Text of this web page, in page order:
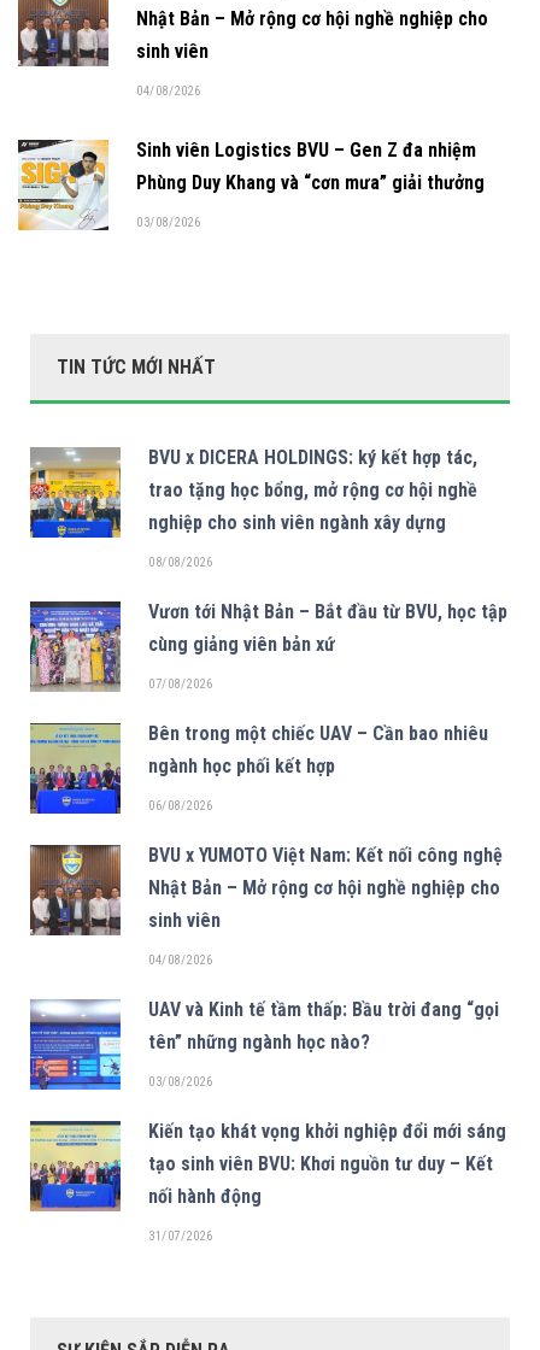
Nhật Bản – Mở rộng cơ hội nghề nghiệp cho
sinh viên
04/08/2026
Sinh viên Logistics BVU – Gen Z đa nhiệm
Phùng Duy Khang và “cơn mưa” giải thưởng
03/08/2026
TIN TỨC MỚI NHẤT
BVU x DICERA HOLDINGS: ký kết hợp tác,
trao tặng học bổng, mở rộng cơ hội nghề
nghiệp cho sinh viên ngành xây dựng
08/08/2026
Vươn tới Nhật Bản – Bắt đầu từ BVU, học tập
cùng giảng viên bản xứ
07/08/2026
Bên trong một chiếc UAV – Cần bao nhiêu
ngành học phối kết hợp
06/08/2026
BVU x YUMOTO Việt Nam: Kết nối công nghệ
Nhật Bản – Mở rộng cơ hội nghề nghiệp cho
sinh viên
04/08/2026
UAV và Kinh tế tầm thấp: Bầu trời đang “gọi
tên” những ngành học nào?
03/08/2026
Kiến tạo khát vọng khởi nghiệp đổi mới sáng
tạo sinh viên BVU: Khơi nguồn tư duy – Kết
nối hành động
31/07/2026